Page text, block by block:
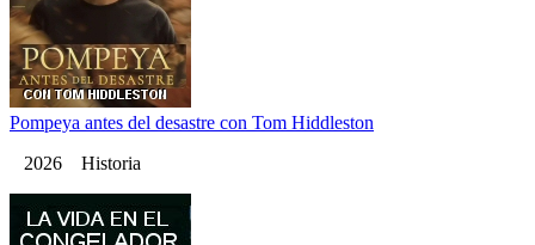
Pompeya antes del desastre con Tom Hiddleston
2026 Historia